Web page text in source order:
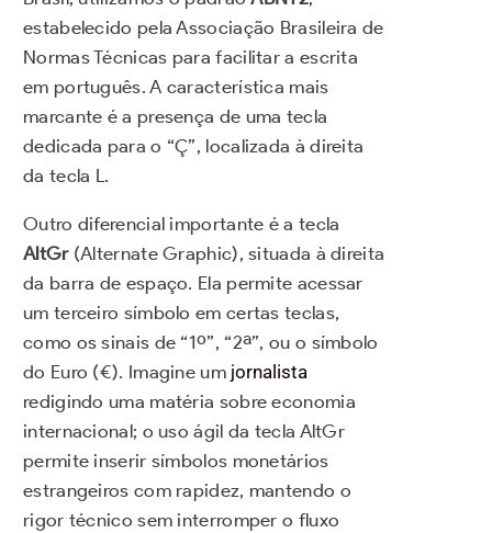
estabelecido pela Associação Brasileira de
Normas Técnicas para facilitar a escrita
em português. A característica mais
marcante é a presença de uma tecla
dedicada para o “Ç”, localizada à direita
da tecla L.
Outro diferencial importante é a tecla
AltGr(Alternate Graphic), situada à direita
da barra de espaço. Ela permite acessar
um terceiro símbolo em certas teclas,
como os sinais de “1º”, “2ª”, ou o símbolo
do Euro (€). Imagine um jornalista
redigindo uma matéria sobre economia
internacional; o uso ágil da tecla AltGr
permite inserir símbolos monetários
estrangeiros com rapidez, mantendo o
rigor técnico sem interromper o fluxo